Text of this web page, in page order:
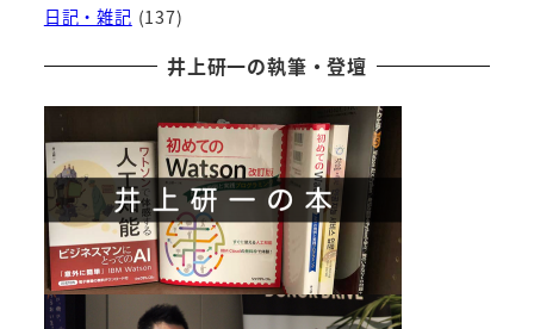
日記・雑記 (137)
井上研一の執筆・登壇